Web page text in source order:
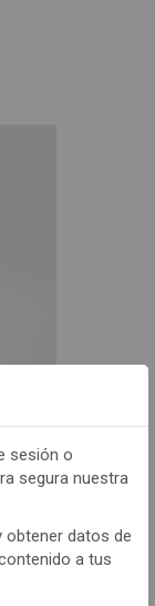
sesión o
segura nuestra
obtener datos de
a tus